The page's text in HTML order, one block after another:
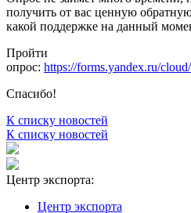
получить от вас ценную
какой поддержке на данный
Пройти
опрос: https://forms.yandex.ru/
Спасибо!
К списку новостей
К списку новостей
Центр экспорта:
Центр экспорта